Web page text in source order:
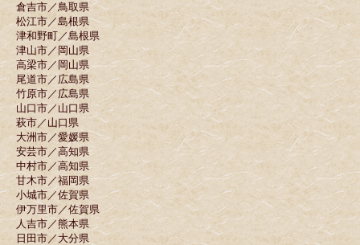
倉吉市／鳥取県
松江市／島根県
津和野町／島根県
津山市／岡山県
高梁市／岡山県
尾道市／広島県
竹原市／広島県
山口市／山口県
萩市／山口県
大洲市／愛媛県
安芸市／高知県
中村市／高知県
甘木市／福岡県
小城市／佐賀県
伊万里市／佐賀県
人吉市／熊本県
日田市／大分県